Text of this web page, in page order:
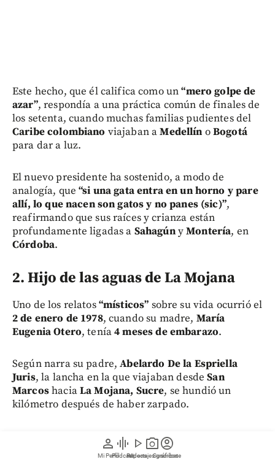
person
Mi Perfil
graphic_eq
Pódcast
play_arrow
Videos
photo_camera
Reportajes gráficos
account_circle
Suscríbete
Este hecho, que él califica como un“mero golpe de
azar”, respondía a una práctica común de finales de
los setenta, cuando muchas familias pudientes del
Caribe colombiano viajaban aMedellín oBogotá
para dar a luz.
El nuevo presidente ha sostenido, a modo de
analogía, que“si una gata entra en un horno y pare
allí, lo que nacen son gatos y no panes (sic)”,
reafirmando que sus raíces y crianza están
profundamente ligadas a SahagúnyMontería, en
Córdoba.
2. Hijo de las aguas de La Mojana
Uno de los relatos“místicos” sobre su vida ocurrió el
2 de enero de 1978, cuando su madre, María
Eugenia Otero, tenía4 meses de embarazo.
Según narra su padre,Abelardo De la Espriella
Juris, la lancha en la que viajaban desdeSan
MarcoshaciaLa Mojana, Sucre, se hundió un
kilómetro después de haber zarpado.
En medio del caos, su padre se sumergió para
rescatar a su esposa y al futuro presidente, logrando